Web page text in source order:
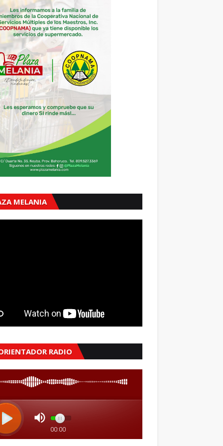
MELANIA
RADIO